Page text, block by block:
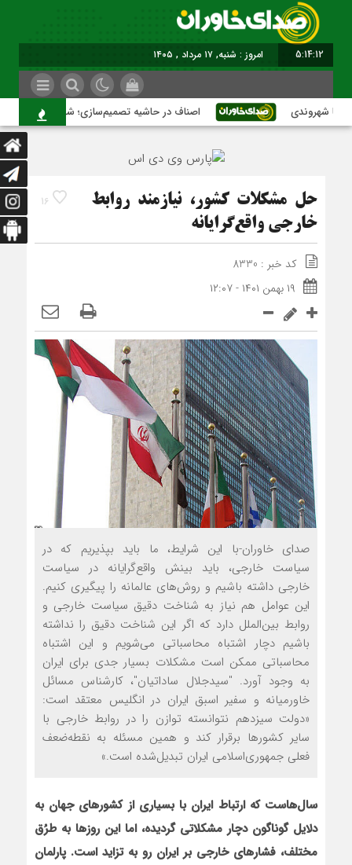
5:14:13 امروز : شنبه, ۱۷ مرداد , ۱۴۰۵
اصناف در حاشیه تصمیم‌سازی؛ شهر بدون بازار به کجا
16
حل مشکلات کشور، نیازمند روابط
خارجی واقع‌گرایانه
کد خبر : 8330
۱۹ بهمن ۱۴۰۱ - ۱۲:۰۷
صدای خاوران-با این شرایط، ما باید بپذیریم که در
سياست خارجي، بايد بينش واقع‌گرايانه در سياست
خارجي داشته باشیم و روش‌هاي عالمانه را پيگيري كنيم.
اين عوامل هم نياز به شناخت دقيق سياست خارجي و
روابط بين‌الملل دارد كه اگر اين شناخت دقيق را نداشته
باشيم دچار اشتباه محاسباتي مي‌شويم و اين اشتباه
محاسباتي ممكن است مشكلات بسيار جدي براي ايران
به وجود آورد. "سیدجلال ساداتیان"، کارشناس مسائل
خاورمیانه و سفیر اسبق ایران در انگلیس معتقد است:
«دولت سیزدهم نتوانسته توازن را در روابط خارجی با
سایر کشورها برقرار کند و همین مسئله به نقطه‌ضعف
فعلی جمهوری‌اسلامی ایران تبدیل‌شده است.»
سال‌هاست که ارتباط ایران با بسیاری از کشورهای جهان به
دلایل گوناگون دچار مشکلاتی گردیده، اما این روزها به طرُق
مختلف، فشارهای خارجی بر ایران رو به تزاید است. پارلمان